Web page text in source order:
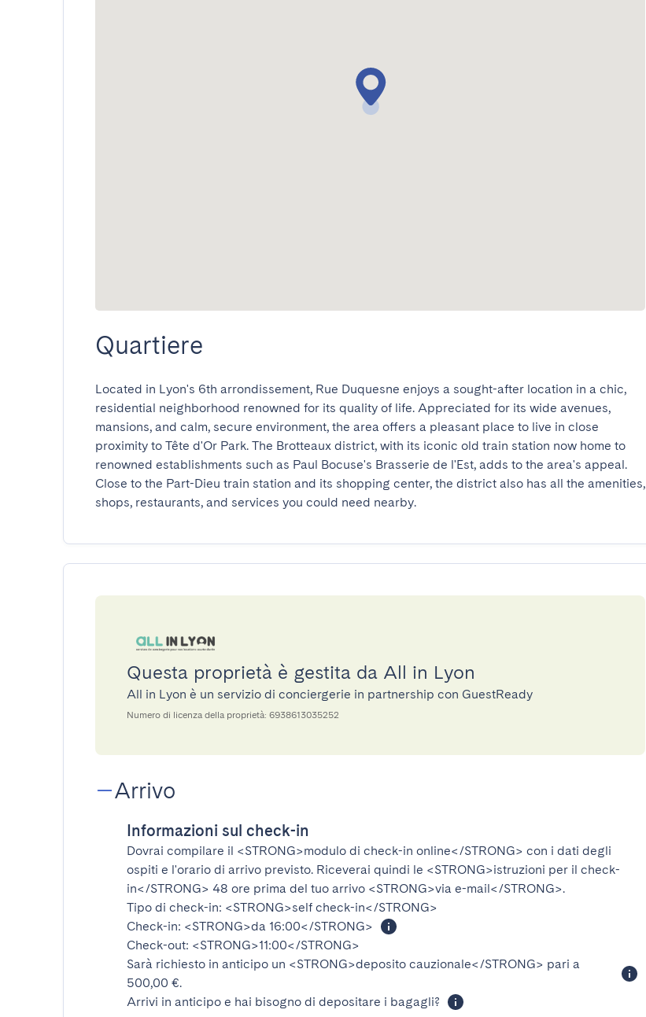
Quartiere
Located in Lyon's 6th arrondissement, Rue Duquesne enjoys a sought-after location in a chic,
residential neighborhood renowned for its quality of life. Appreciated for its wide avenues,
mansions, and calm, secure environment, the area offers a pleasant place to live in close
proximity to Tête d'Or Park. The Brotteaux district, with its iconic old train station now home to
renowned establishments such as Paul Bocuse's Brasserie de l'Est, adds to the area's appeal.
Close to the Part-Dieu train station and its shopping center, the district also has all the amenities,
shops, restaurants, and services you could need nearby.
Questa proprietà è gestita da All in Lyon
All in Lyon è un servizio di conciergerie in partnership con GuestReady
Numero di licenza della proprietà: 6938613035252
Arrivo
Informazioni sul check-in
Dovrai compilare il <STRONG>modulo di check-in online</STRONG> con i dati degli
ospiti e l'orario di arrivo previsto. Riceverai quindi le <STRONG>istruzioni per il check-
in</STRONG> 48 ore prima del tuo arrivo <STRONG>via e-mail</STRONG>.
Tipo di check-in: <STRONG>self check-in</STRONG>
Check-in: <STRONG>da 16:00</STRONG>
Check-out: <STRONG>11:00</STRONG>
Sarà richiesto in anticipo un <STRONG>deposito cauzionale</STRONG> pari a
500,00 €.
Arrivi in anticipo e hai bisogno di depositare i bagagli?